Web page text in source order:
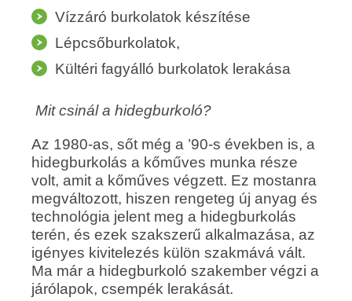
Vízzáró burkolatok készítése
Lépcsőburkolatok,
Kültéri fagyálló burkolatok lerakása
Mit csinál a hidegburkoló?
Az 1980-as, sőt még a ’90-s években is, a
hidegburkolás a kőműves munka része
volt, amit a kőműves végzett. Ez mostanra
megváltozott, hiszen rengeteg új anyag és
technológia jelent meg a hidegburkolás
terén, és ezek szakszerű alkalmazása, az
igényes kivitelezés külön szakmává vált.
Ma már a hidegburkoló szakember végzi a
járólapok, csempék lerakását.